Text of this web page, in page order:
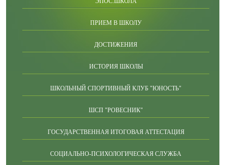
ПРИЕМ В ШКОЛУ
ДОСТИЖЕНИЯ
ИСТОРИЯ ШКОЛЫ
ШКОЛЬНЫЙ СПОРТИВНЫЙ КЛУБ "ЮНОСТЬ"
ШСП "РОВЕСНИК"
ГОСУДАРСТВЕННАЯ ИТОГОВАЯ АТТЕСТАЦИЯ
СОЦИАЛЬНО-ПСИХОЛОГИЧЕСКАЯ СЛУЖБА